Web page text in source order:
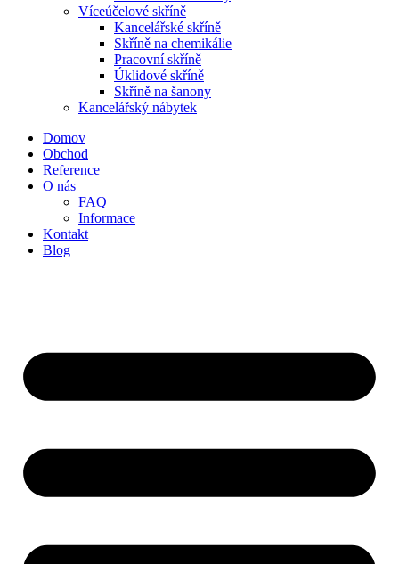
Víceúčelové skříně
Kancelářské skříně
Skříně na chemikálie
Pracovní skříně
Úklidové skříně
Skříně na šanony
Kancelářský nábytek
Domov
Obchod
Reference
O nás
FAQ
Informace
Kontakt
Blog